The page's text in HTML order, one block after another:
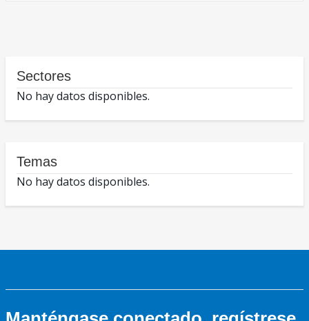
Sectores
No hay datos disponibles.
Temas
No hay datos disponibles.